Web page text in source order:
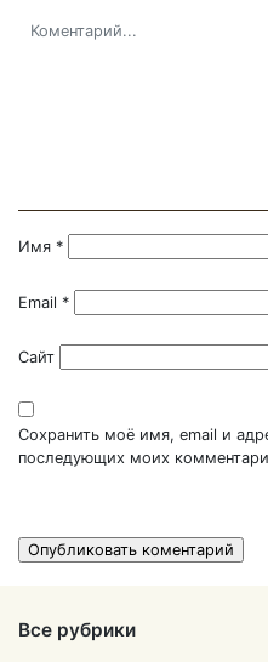
Имя *
Email *
Сайт
Сохранить моё имя, email и
последующих моих
Все рубрики